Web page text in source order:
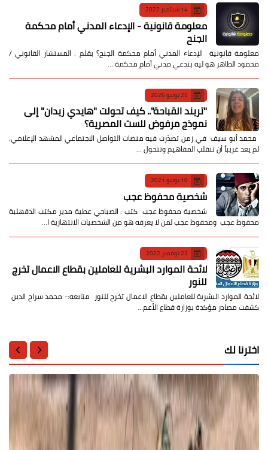
14 سبتمبر 2022
معلومة قانونية - الإدعاء المدني أمام محكمة
الجنح
معلومة قانونية الإدعاء المدني أمام محكمة الجنح؟ بقلم : المستشار القانوني /
محمود الطاهر هو ليه بندعي مدني أمام محكمة …
25 يوليو 2026
​"تريند القباحة".. كيف تحولت "هايدي زيدان" إلى
نموذج مرفوض للست المصرية؟
​ محمد أبو سيف ​في زمن تصدّرت فيه منصات التواصل الاجتماعي المشهد الإعلامي،
لم يعد غريباً أن تنقلب المفاهيم وتتحول …
10 يونيو 2021
شخصية محفوظ عجب
شخصية محفوظ عجب كتب : الصباحي عطية مدير مكتب الدقهلية
محفوظ عجب ومحفوظ عجب لمن لا يعرفه هو من الشخصيات الانتهازية ا…
23 نوفمبر 2022
لائحة الموارد البشرية للعاملين بقطاع الاعمال تخرج
للنور
لائحة الموارد البشرية للعاملين بقطاع الاعمال تخرج للنور متابعه:- محمد سراج الدين
كشفت مصادر مؤكدة بوزارة قطاع الأعم…
اخترنا لك